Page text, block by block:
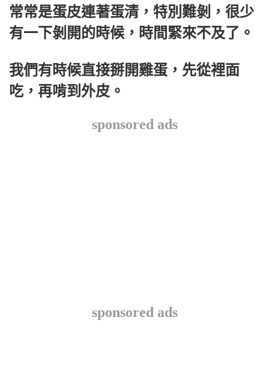
常常是蛋皮連著蛋清，特別難剝，很少
有一下剝開的時候，時間緊來不及了。
我們有時候直接掰開雞蛋，先從裡面
吃，再啃到外皮。
sponsored ads
sponsored ads